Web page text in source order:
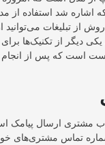
شد استفاده از مدل
از تبلیغات
دیگر از تکنیک‌ها برای
است که پس از انجام
مشتری ارسال
تماس مشتری‌های